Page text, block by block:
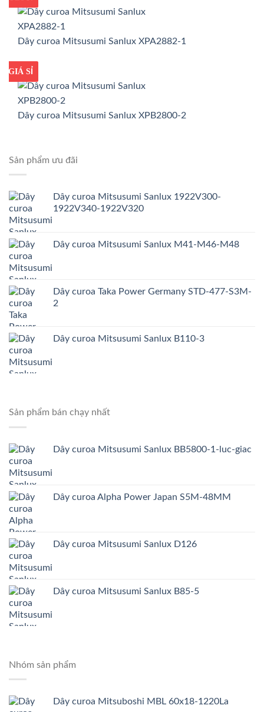
Dây curoa Mitsusumi Sanlux XPA2882-1
GIÁ TỐT
GIÁ SỈ
Dây curoa Mitsusumi Sanlux XPB2800-2
Sản phẩm ưu đãi
Dây curoa Mitsusumi Sanlux 1922V300-
1922V340-1922V320
Dây curoa Mitsusumi Sanlux M41-M46-M48
Dây curoa Taka Power Germany STD-477-S3M-
2
Dây curoa Mitsusumi Sanlux B110-3
Sản phẩm bán chạy nhất
Dây curoa Mitsusumi Sanlux BB5800-1-luc-giac
Dây curoa Alpha Power Japan S5M-48MM
Dây curoa Mitsusumi Sanlux D126
Dây curoa Mitsusumi Sanlux B85-5
Nhóm sản phẩm
Dây curoa Mitsuboshi MBL 60x18-1220La